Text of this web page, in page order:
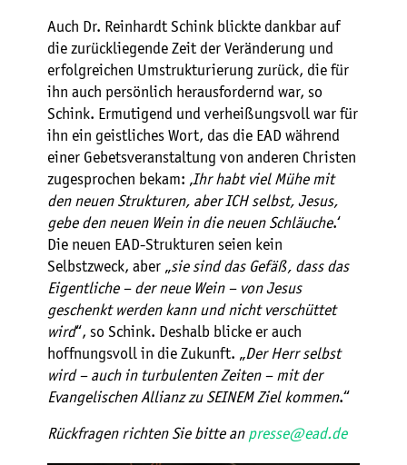
Auch Dr. Reinhardt Schink blickte dankbar auf
die zurückliegende Zeit der Veränderung und
erfolgreichen Umstrukturierung zurück, die für
ihn auch persönlich herausfordernd war, so
Schink. Ermutigend und verheißungsvoll war für
ihn ein geistliches Wort, das die EAD während
einer Gebetsveranstaltung von anderen Christen
zugesprochen bekam: ‚Ihr habt viel Mühe mit
den neuen Strukturen, aber ICH selbst, Jesus,
gebe den neuen Wein in die neuen Schläuche.‘
Die neuen EAD-Strukturen seien kein
Selbstzweck, aber „sie sind das Gefäß, dass das
Eigentliche – der neue Wein – von Jesus
geschenkt werden kann und nicht verschüttet
wird“, so Schink. Deshalb blicke er auch
hoffnungsvoll in die Zukunft. „Der Herr selbst
wird – auch in turbulenten Zeiten – mit der
Evangelischen Allianz zu SEINEM Ziel kommen.“
Rückfragen richten Sie bitte an presse@ead.de